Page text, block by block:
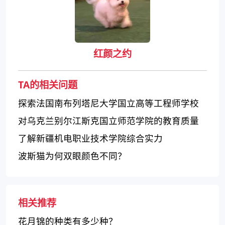
红颜之约
TA的相关问题
探索法国南布列塔尼大学国立高等工程师学校
的特点和优势
对乌克兰别尔江斯克国立师范学院的教育质量
如何评价？
了解新疆机电职业技术学院综合实力
波斯猫为何双眼颜色不同？
相关推荐
花月锦的种类有多少种？